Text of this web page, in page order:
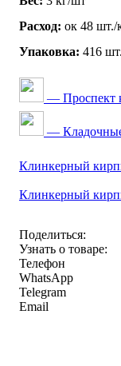
Расход: ок 48 шт./
Упаковка: 416
— Проспект
—
Клинкерный
Клинкерный
Поделиться:
Узнать о товаре:
Телефон
WhatsApp
Telegram
Email